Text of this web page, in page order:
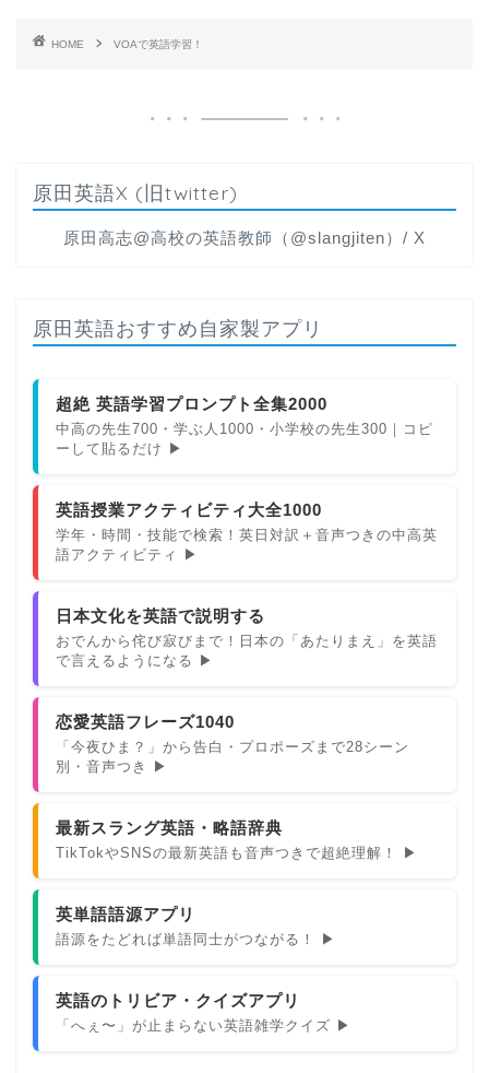
HOME VOAで英語学習！
原田英語X (旧twitter)
原田高志@高校の英語教師（@slangjiten）/ X
原田英語おすすめ自家製アプリ
超絶 英語学習プロンプト全集2000
中高の先生700・学ぶ人1000・小学校の先生300｜コピ
ーして貼るだけ ▶
英語授業アクティビティ大全1000
学年・時間・技能で検索！英日対訳＋音声つきの中高英
語アクティビティ ▶
日本文化を英語で説明する
おでんから侘び寂びまで！日本の「あたりまえ」を英語
で言えるようになる ▶
恋愛英語フレーズ1040
「今夜ひま？」から告白・プロポーズまで28シーン
別・音声つき ▶
最新スラング英語・略語辞典
TikTokやSNSの最新英語も音声つきで超絶理解！ ▶
英単語語源アプリ
語源をたどれば単語同士がつながる！ ▶
英語のトリビア・クイズアプリ
「へぇ〜」が止まらない英語雑学クイズ ▶